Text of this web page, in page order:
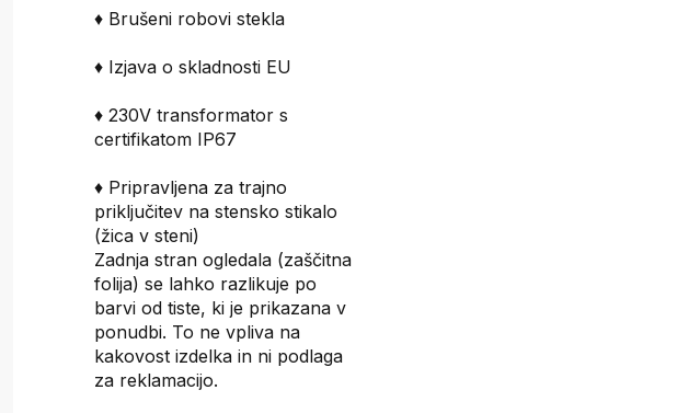
♦ Brušeni robovi stekla
♦ Izjava o skladnosti EU
♦ 230V transformator s
certifikatom IP67
♦ Pripravljena za trajno
priključitev na stensko stikalo
(žica v steni)
Zadnja stran ogledala (zaščitna
folija) se lahko razlikuje po
barvi od tiste, ki je prikazana v
ponudbi. To ne vpliva na
kakovost izdelka in ni podlaga
za reklamacijo.